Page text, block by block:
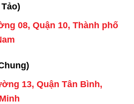
08, Quận 10, Thành phố
13, Quận Tân Bình,